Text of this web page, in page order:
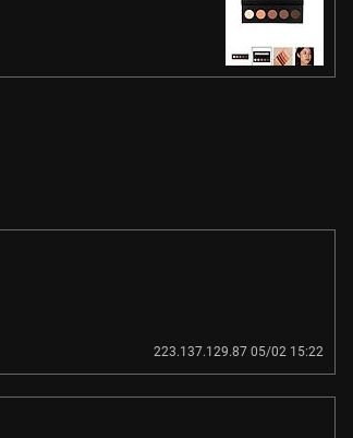
223.137.129.87 05/02 15:22